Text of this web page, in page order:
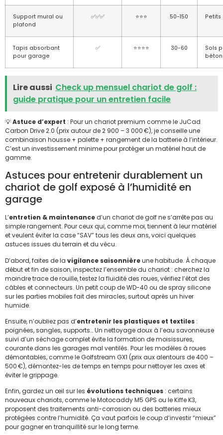
Support mural ou
plafond
✅✅✅ ⭐⭐⭐ 50-150
Tapis absorbant
pour garage
✅ ⭐⭐⭐⭐ 30-60
Sols
Lire aussi Check up mensuel chariot de golf :
guide pratique pour un entretien facile
💡Astuce d’expert : Pour un chariot premium comme le JuCad
Carbon Drive 2.0 (prix autour de 2 900 – 3 000 €), je conseille une
combinaison housse + palette + rangement de la batterie à l’intérieur.
C’est un investissement minime pour protéger un matériel haut de
gamme.
Astuces pour entretenir durablement un
chariot de golf exposé à l’humidité en
garage
L’entretien & maintenanced’un chariot de golf ne s’arrête pas au
simple rangement. Pour ceux qui, comme moi, tiennent à leur matériel
et veulent éviter la case “SAV” tous les deux ans, voici quelques
astuces issues du terrain et du vécu.
D’abord, faites de la vigilance saisonnièreune habitude. À chaque
début et fin de saison, inspectez l’ensemble du chariot : cherchez la
moindre trace de rouille, testez la fluidité des roues, vérifiez l’état des
câbles et connecteurs. Un petit coup de WD-40 ou de spray silicone
sur les parties mobiles fait des miracles, surtout après un hiver
humide.
Ensuite, n’oubliez pas d’entretenir les plastiques et textiles :
poignées, sangles, supports… Un nettoyage doux à l’eau savonneuse
suivi d’un séchage complet évite la formation de moisissures,
courante dans les garages mal ventilés. Pour les modèles à roues
démontables, comme le Golfstream GX1 (prix aux alentours de 400 –
500 €), démontez-les de temps en temps pour nettoyer les axes et
éviter le grippage.
Enfin, gardez un œil sur les évolutions techniques : certains
nouveaux chariots, comme le Motocaddy M5 GPS ou le Kiffe K3,
proposent des traitements anti-corrosion ou des batteries mieux
protégées contre l’humidité. Ça vaut parfois le coup d’investir “mieux”
pour gagner en tranquillité sur le long terme.